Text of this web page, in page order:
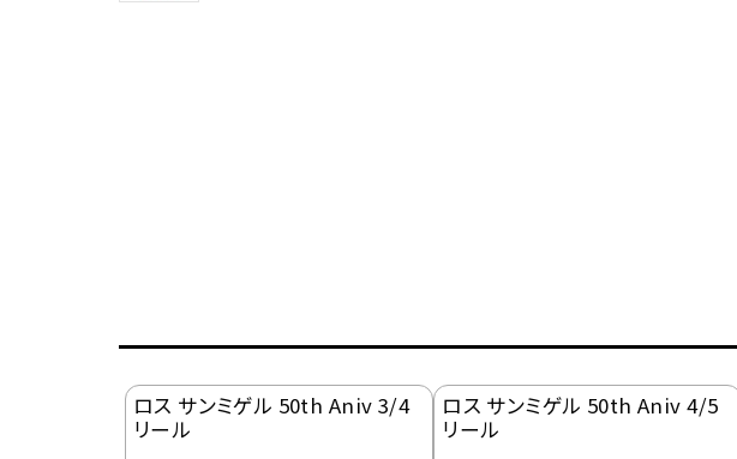
ロス サンミゲル 50th Aniv 3/4
リール
ロス サンミゲル 50th Aniv 4/5
リール